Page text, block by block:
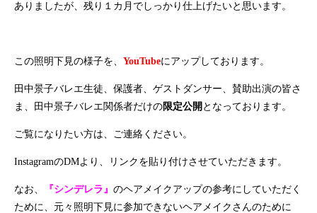
ありましたが、残り１カ月でしっかり仕上げたいと思います。
この照明下見の様子を、 YouTubeにアップしております。
田中景子バレエ生徒、保護者、ゲストダンサー、賛助出演の皆さ
ま、田中景子バレエ関係者だけの限定公開 となっております。
ご覧になりたい方は、ご連絡ください。
InstagramのDMより、リンクを貼り付けさせていただきます。
なお、 『シンデレラ』 のヘアメイクアップの参考にしていただく
ために、元々照明下見に参加できないヘアメイクさんのために